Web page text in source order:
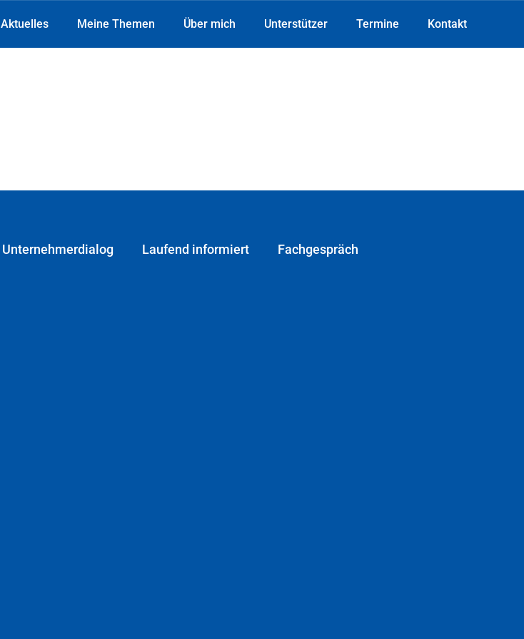
Aktuelles Meine Themen Über mich Unterstützer Termine Kontakt
Unternehmerdialog Laufend informiert Fachgespräch